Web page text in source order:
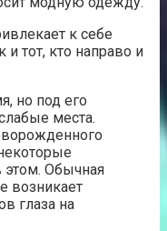
к себе
и тот, кто направо и
но под его
места.
этом. Обычная
возникает
глаза на